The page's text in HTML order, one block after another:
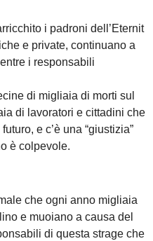
i padroni dell’Eternit
e private, continuano a
i responsabili
di migliaia di morti sul
di lavoratori e cittadini che
e c’è una “giustizia”
è colpevole.
che ogni anno migliaia
e muoiano a causa del
di questa strage che